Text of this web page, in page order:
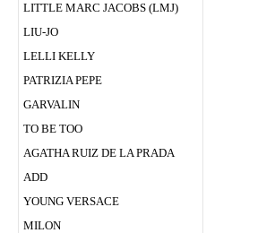
LITTLE MARC JACOBS (LMJ)
LIU-JO
LELLI KELLY
PATRIZIA PEPE
GARVALIN
TO BE TOO
AGATHA RUIZ DE LA PRADA
ADD
YOUNG VERSACE
MILON